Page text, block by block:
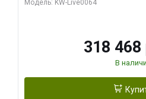
Модель: KW-Live0064
318 468
В